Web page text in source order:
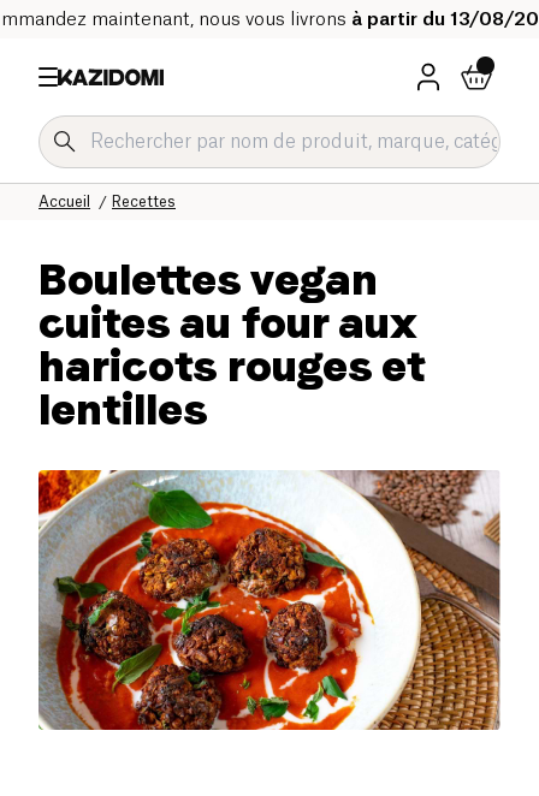
maintenant, nous vous livrons à partir du 13/08/
Recettes
Accueil
Boulettes vegan
cuites au four aux
haricots rouges et
lentilles